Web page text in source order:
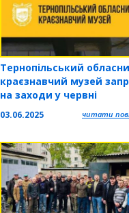
Тернопільський
краєзнавчий музей
на заходи у червні
03.06.2025 читати